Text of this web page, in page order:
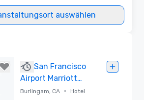
auswählen
San Francisco
Airport Marriott
Waterfront
Burlingam, CA • Hotel